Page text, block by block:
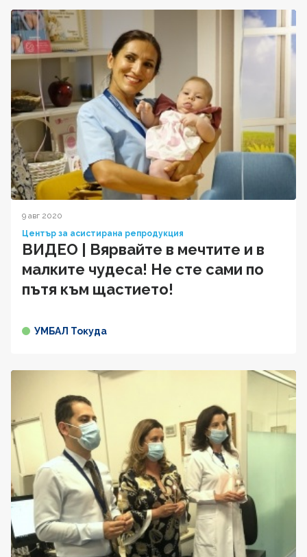
9 авг 2020
Център за асистирана репродукция
ВИДЕО | Вярвайте в мечтите и в
малките чудеса! Не сте сами по
пътя към щастието!
УМБАЛ Токуда